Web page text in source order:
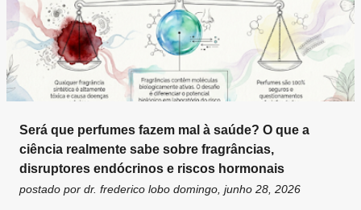
Será que perfumes fazem mal à saúde? O que a
ciência realmente sabe sobre fragrâncias,
disruptores endócrinos e riscos hormonais
postado por dr. frederico lobo domingo, junho 28, 2026